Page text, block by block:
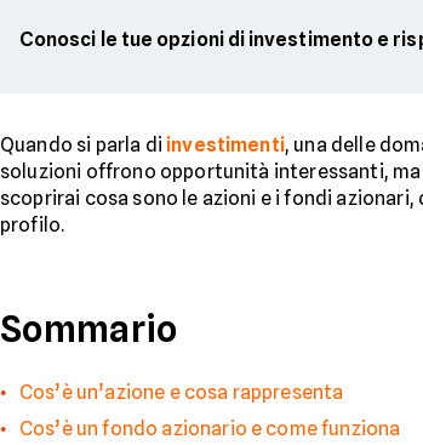
Conosci le tue opzioni di investimento e
Quando si parla di investimenti, una delle
soluzioni offrono opportunità interessanti,
scoprirai cosa sono le azioni e i fondi
profilo.
Sommario
Cos’è un’azione e cosa rappresenta
Cos’è un fondo azionario e come funziona